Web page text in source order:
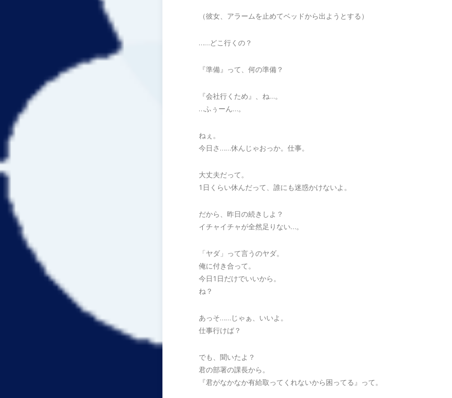
（彼女、アラームを止めてベッドから出ようとする）
……どこ行くの？
『準備』って、何の準備？
『会社行くため』、ね…。
…ふぅーん…。
ねぇ。
今日さ……休んじゃおっか。仕事。
大丈夫だって。
1日くらい休んだって、誰にも迷惑かけないよ。
だから、昨日の続きしよ？
イチャイチャが全然足りない…。
「ヤダ」って言うのヤダ。
俺に付き合って。
今日1日だけでいいから。
ね？
あっそ……じゃぁ、いいよ。
仕事行けば？
でも、聞いたよ？
君の部署の課長から。
『君がなかなか有給取ってくれないから困ってる』って。